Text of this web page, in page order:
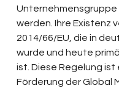
werden. Ihre Existenz
2014/66/EU, die in
wurde und heute
ist. Diese Regelung ist
Förderung der Global